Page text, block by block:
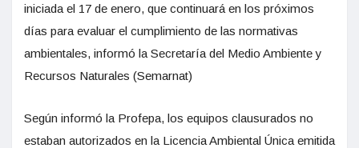
iniciada el 17 de enero, que continuará en los próximos
días para evaluar el cumplimiento de las normativas
ambientales, informó la Secretaría del Medio Ambiente y
Recursos Naturales (Semarnat)
Según informó la Profepa, los equipos clausurados no
estaban autorizados en la Licencia Ambiental Única emitida